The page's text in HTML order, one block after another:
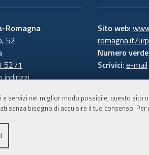
e servizi nel miglior modo possibile, questo sito
senza bisogno di acquisire il tuo consenso.
Romagna
52
5271
indirizzi
Sito web:
romagna.it/
Numero
Scrivici: e-mail